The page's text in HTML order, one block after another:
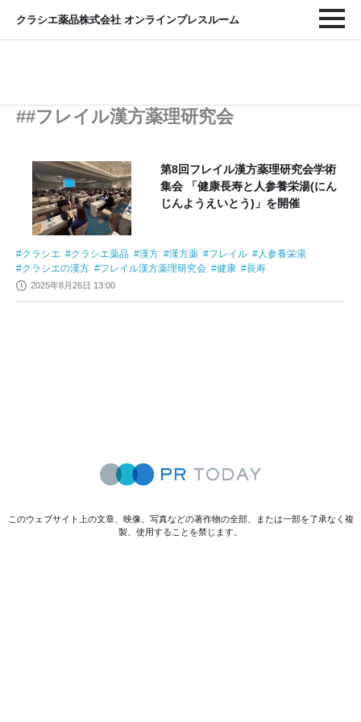
クラシエ薬品株式会社 オンラインプレスルーム
##フレイル漢方薬理研究会
第8回フレイル漢方薬理研究会学術
集会 「健康長寿と人参養栄湯(にん
じんようえいとう)」を開催
クラシエ クラシエ薬品 漢方 漢方薬 フレイル
人参養栄湯
クラシエの漢方
フレイル漢方薬理研究会 健康 長寿
2025年8月26日 13:00
このウェブサイト上の文章、映像、写真などの著作物の全部、または一部を了承なく複
製、使用することを禁じます。